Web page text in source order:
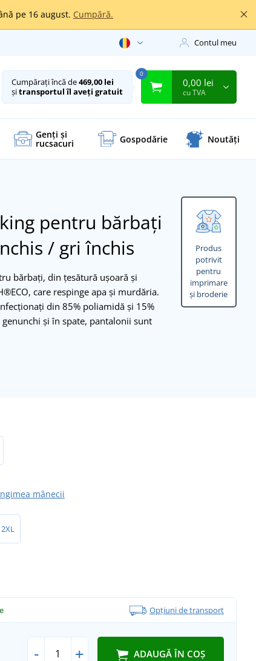
pe 16 august. Cumpără.
Contul meu
Cumpărați încă de469,00 lei
șitransportul îl aveți gratuit
0
0,00 lei
cu TVA
Genți și
rucsacuri Gospodărie Noutăți
Produs
potrivit
pentru
imprimare
și broderie
pentru bărbați
/ gri închis
bărbați, din țesătură ușoară și
care respinge apa și murdăria.
din 85% poliamidă și 15%
și în spate, pantalonii sunt
mânecii
2XL
Opțiuni de transport
- + ADAUGĂ ÎN COȘ